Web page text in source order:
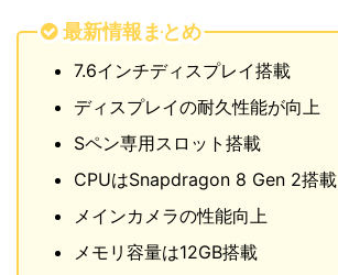
最新情報まとめ
7.6インチディスプレイ搭載
ディスプレイの耐久性能が向上
Sペン専用スロット搭載
CPUはSnapdragon 8 Gen 2搭載
メインカメラの性能向上
メモリ容量は12GB搭載